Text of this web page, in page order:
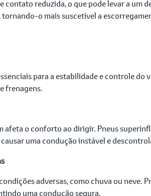
contato reduzida, o que pode levar a
o mais suscetível a
para a estabilidade e controle
frenagens.
afeta o conforto ao dirigir. Pneus
uma condução instável e
adversas, como chuva ou
uma condução segura.